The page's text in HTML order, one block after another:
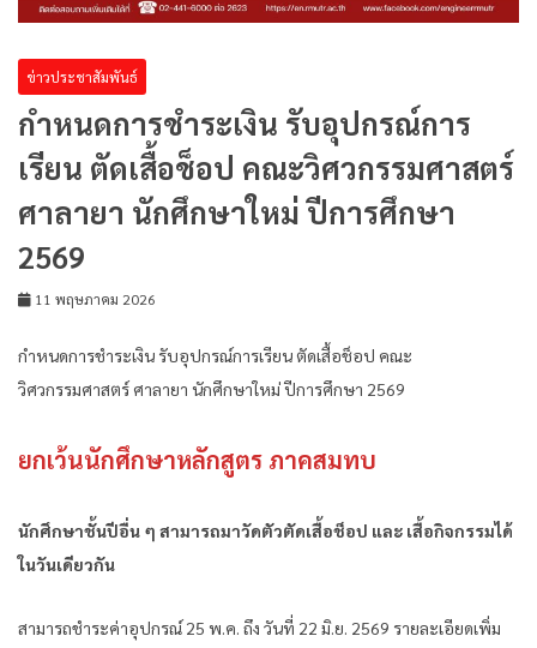
ข่าวประชาสัมพันธ์
กำหนดการชำระเงิน รับอุปกรณ์การ
เรียน ตัดเสื้อช็อป คณะวิศวกรรมศาสตร์
ศาลายา นักศึกษาใหม่ ปีการศึกษา
2569
11 พฤษภาคม 2026
กำหนดการชำระเงิน รับอุปกรณ์การเรียน ตัดเสื้อช็อป คณะ
วิศวกรรมศาสตร์ ศาลายา นักศึกษาใหม่ ปีการศึกษา 2569
ยกเว้นนักศึกษาหลักสูตร ภาคสมทบ
นักศึกษาชั้นปีอื่น ๆ สามารถมาวัดตัวตัดเสื้อช็อป และ เสื้อกิจกรรมได้
ในวันเดียวกัน
สามารถชำระค่าอุปกรณ์ 25 พ.ค. ถึง วันที่ 22 มิ.ย. 2569 รายละเอียดเพิ่ม